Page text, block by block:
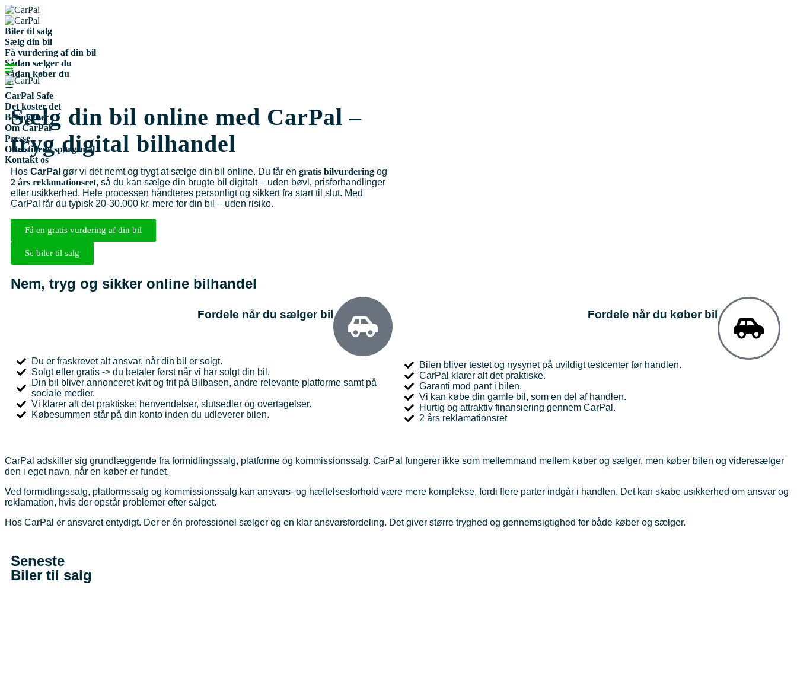
Biler til salg
Sælg din bil
Få vurdering af din bil
Sådan sælger du
Sådan køber du
☰
CarPal Safe
Det koster det
Betingelser
Om CarPal
Presse
Ofte stillede spørgsmål
Kontakt os
Sælg din bil online med CarPal –
tryg digital bilhandel
Hos CarPal gør vi det nemt og trygt at sælge din bil online. Du får en gratis bilvurdering og
2 års reklamationsret, så du kan sælge din brugte bil digitalt – uden bøvl, prisforhandlinger
eller usikkerhed. Hele processen håndteres personligt og sikkert fra start til slut. Med
CarPal får du typisk 20-30.000 kr. mere for din bil – uden risiko.
Få en gratis vurdering af din bil
Se biler til salg
Nem, tryg og sikker online bilhandel
Fordele når du sælger bil
Du er fraskrevet alt ansvar, når din bil er solgt.
Solgt eller gratis -> du betaler først når vi har solgt din bil.
Din bil bliver annonceret kvit og frit på Bilbasen, andre relevante platforme samt på
sociale medier.
Vi klarer alt det praktiske; henvendelser, slutsedler og overtagelser.
Købesummen står på din konto inden du udleverer bilen.
Fordele når du køber bil
Bilen bliver testet og nysynet på uvildigt testcenter før handlen.
CarPal klarer alt det praktiske.
Garanti mod pant i bilen.
Vi kan købe din gamle bil, som en del af handlen.
Hurtig og attraktiv finansiering gennem CarPal.
2 års reklamationsret
CarPal adskiller sig grundlæggende fra formidlingssalg, platforme og kommissionssalg. CarPal fungerer ikke som mellemmand mellem køber og sælger, men køber bilen og videresælger
den i eget navn, når en køber er fundet.
Ved formidlingssalg, platformssalg og kommissionssalg kan ansvars- og hæftelsesforhold være mere komplekse, fordi flere parter indgår i handlen. Det kan skabe usikkerhed om ansvar og
reklamation, hvis der opstår problemer efter salget.
Hos CarPal er ansvaret entydigt. Der er én professionel sælger og en klar ansvarsfordeling. Det giver større tryghed og gennemsigtighed for både køber og sælger.
Seneste
Biler til salg